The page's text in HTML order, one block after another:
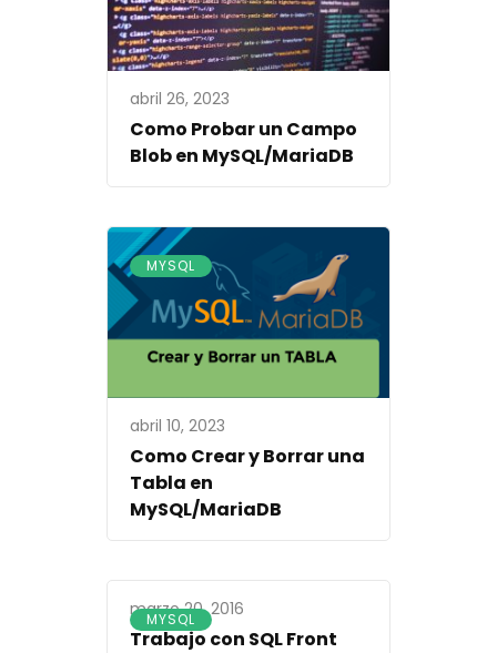
abril 26, 2023
Como Probar un Campo
Blob en MySQL/MariaDB
MYSQL
abril 10, 2023
Como Crear y Borrar una
Tabla en
MySQL/MariaDB
MYSQL
marzo 20, 2016
Trabajo con SQL Front